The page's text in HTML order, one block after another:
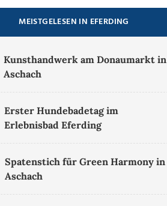
MEISTGELESEN IN EFERDING
Kunsthandwerk am Donaumarkt in
Aschach
Erster Hundebadetag im
Erlebnisbad Eferding
Spatenstich für Green Harmony in
Aschach